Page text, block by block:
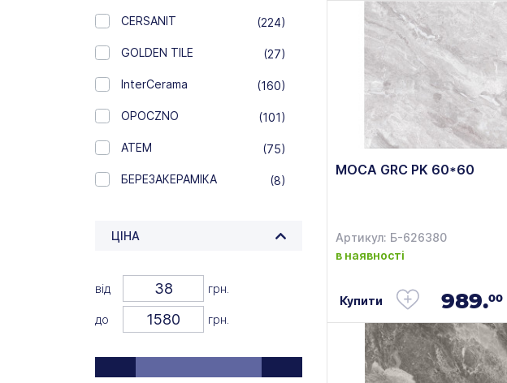
CERSANIT (224)
GOLDEN TILE (27)
InterCerama (160)
OPOCZNO (101)
АТЕМ (75)
БЕРЕЗАКЕРАМІКА (8)
ЦІНА
від грн.
до грн.
MOCA GRC PK 60*60
Артикул: Б-626380
в наявності
Купити 989.00